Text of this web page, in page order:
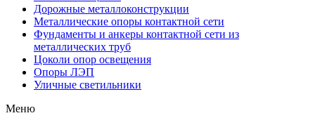
Дорожные металлоконструкции
Металлические опоры контактной сети
Фундаменты и анкеры контактной сети из
металлических труб
Цоколи опор освещения
Опоры ЛЭП
Уличные светильники
Меню